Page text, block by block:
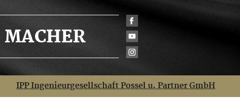
MACHER
IPP Ingenieurgesellschaft Possel u. Partner GmbH